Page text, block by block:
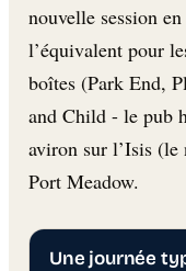
nouvelle session
l’équivalent pour
boîtes (Park End,
and Child - le pub
aviron sur l’Isis (le
Port Meadow.
Une journée